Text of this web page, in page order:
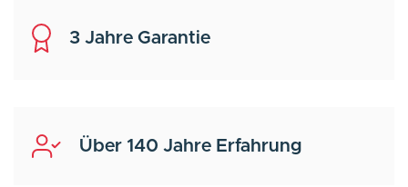
3 Jahre Garantie
Über 140 Jahre Erfahrung